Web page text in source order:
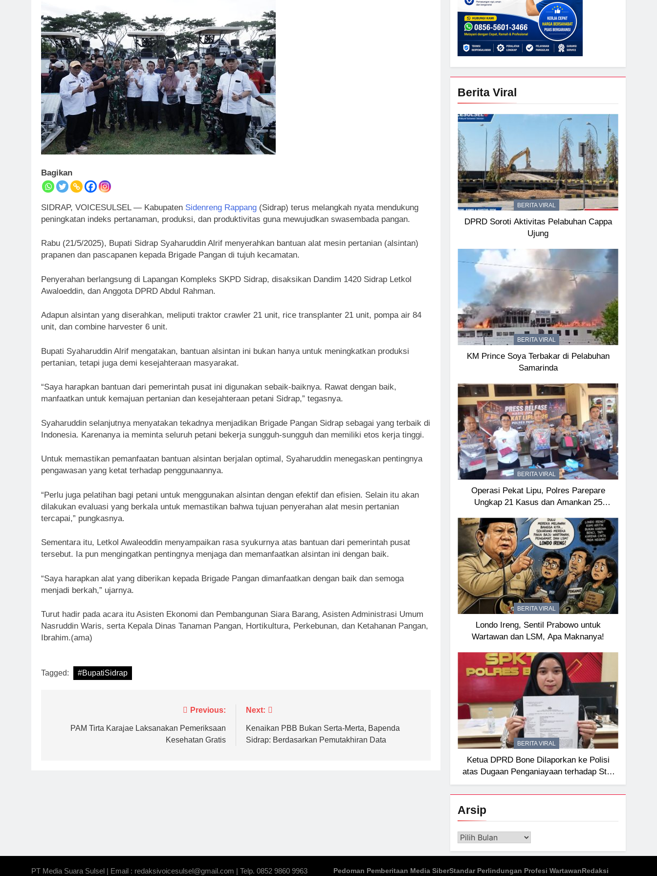
Bagikan
SIDRAP, VOICESULSEL — Kabupaten Sidenreng Rappang (Sidrap) terus melangkah nyata mendukung
peningkatan indeks pertanaman, produksi, dan produktivitas guna mewujudkan swasembada pangan.
Rabu (21/5/2025), Bupati Sidrap Syaharuddin Alrif menyerahkan bantuan alat mesin pertanian (alsintan)
prapanen dan pascapanen kepada Brigade Pangan di tujuh kecamatan.
Penyerahan berlangsung di Lapangan Kompleks SKPD Sidrap, disaksikan Dandim 1420 Sidrap Letkol
Awaloeddin, dan Anggota DPRD Abdul Rahman.
Adapun alsintan yang diserahkan, meliputi traktor crawler 21 unit, rice transplanter 21 unit, pompa air 84
unit, dan combine harvester 6 unit.
Bupati Syaharuddin Alrif mengatakan, bantuan alsintan ini bukan hanya untuk meningkatkan produksi
pertanian, tetapi juga demi kesejahteraan masyarakat.
“Saya harapkan bantuan dari pemerintah pusat ini digunakan sebaik-baiknya. Rawat dengan baik,
manfaatkan untuk kemajuan pertanian dan kesejahteraan petani Sidrap,” tegasnya.
Syaharuddin selanjutnya menyatakan tekadnya menjadikan Brigade Pangan Sidrap sebagai yang terbaik di
Indonesia. Karenanya ia meminta seluruh petani bekerja sungguh-sungguh dan memiliki etos kerja tinggi.
Untuk memastikan pemanfaatan bantuan alsintan berjalan optimal, Syaharuddin menegaskan pentingnya
pengawasan yang ketat terhadap penggunaannya.
“Perlu juga pelatihan bagi petani untuk menggunakan alsintan dengan efektif dan efisien. Selain itu akan
dilakukan evaluasi yang berkala untuk memastikan bahwa tujuan penyerahan alat mesin pertanian
tercapai,” pungkasnya.
Sementara itu, Letkol Awaleoddin menyampaikan rasa syukurnya atas bantuan dari pemerintah pusat
tersebut. Ia pun mengingatkan pentingnya menjaga dan memanfaatkan alsintan ini dengan baik.
“Saya harapkan alat yang diberikan kepada Brigade Pangan dimanfaatkan dengan baik dan semoga
menjadi berkah,” ujarnya.
Turut hadir pada acara itu Asisten Ekonomi dan Pembangunan Siara Barang, Asisten Administrasi Umum
Nasruddin Waris, serta Kepala Dinas Tanaman Pangan, Hortikultura, Perkebunan, dan Ketahanan Pangan,
Ibrahim.(ama)
Tagged: #BupatiSidrap
pos
Previous:
PAM Tirta Karajae Laksanakan Pemeriksaan
Kesehatan Gratis
Next:
Kenaikan PBB Bukan Serta-Merta, Bapenda
Sidrap: Berdasarkan Pemutakhiran Data
Berita Viral
BERITA VIRAL
DPRD Soroti Aktivitas Pelabuhan Cappa
Ujung
BERITA VIRAL
KM Prince Soya Terbakar di Pelabuhan
Samarinda
BERITA VIRAL
Operasi Pekat Lipu, Polres Parepare
Ungkap 21 Kasus dan Amankan 25
BERITA VIRAL
Londo Ireng, Sentil Prabowo untuk
Wartawan dan LSM, Apa Maknanya!
BERITA VIRAL
Ketua DPRD Bone Dilaporkan ke Polisi
atas Dugaan Penganiayaan terhadap Staf
Sekretariat
Arsip
Arsip
PT Media Suara Sulsel | Email : redaksivoicesulsel@gmail.com | Telp. 0852 9860 9963 Pedoman Pemberitaan Media SiberStandar Perlindungan Profesi WartawanRedaksi